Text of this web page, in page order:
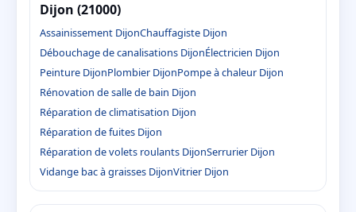
Dijon (21000)
Assainissement DijonChauffagiste Dijon
Débouchage de canalisations DijonÉlectricien Dijon
Peinture DijonPlombier DijonPompe à chaleur Dijon
Rénovation de salle de bain Dijon
Réparation de climatisation Dijon
Réparation de fuites Dijon
Réparation de volets roulants DijonSerrurier Dijon
Vidange bac à graisses DijonVitrier Dijon